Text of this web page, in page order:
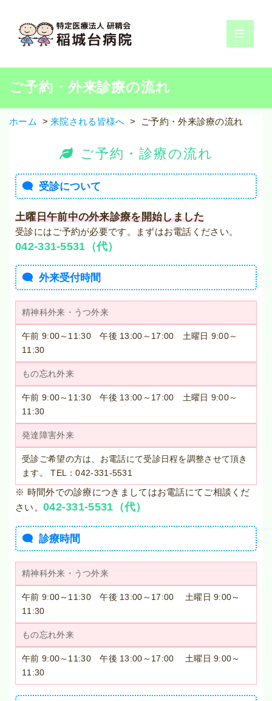
キ
ご予約・外来診療の流れ
ホーム >来院される皆様へ > ご予約・外来診療の流れ
ご予約・診療の流れ
受診について
土曜日午前中の外来診療を開始しました
受診にはご予約が必要です。まずはお電話ください。
042-331-5531（代）
外来受付時間
精神科外来・うつ外来
午前 9:00～11:30 午後 13:00～17:00 土曜日 9:00～
11:30
もの忘れ外来
午前 9:00～11:30 午後 13:00～17:00 土曜日 9:00～
11:30
発達障害外来
受診ご希望の方は、お電話にて受診日程を調整させて頂き
ます。 TEL：042-331-5531
※ 時間外での診療につきましてはお電話にてご相談くだ
さい。 042-331-5531（代）
診療時間
精神科外来・うつ外来
午前 9:00～11:30 午後 13:00～17:00 土曜日 9:00～
11:30
もの忘れ外来
午前 9:00～11:30 午後 13:00～17:00 土曜日 9:00～
11:30